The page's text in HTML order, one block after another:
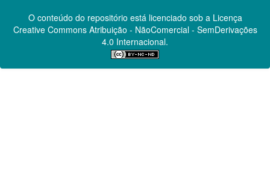
O conteúdo do repositório está licenciado sob a Licença
Creative CommonsAtribuição - NãoComercial - SemDerivações
4.0 Internacional.